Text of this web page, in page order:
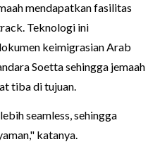
mendapatkan fasilitas
Teknologi ini
keimigrasian Arab
Soetta sehingga jemaah
tiba di tujuan.
seamless, sehingga
katanya.